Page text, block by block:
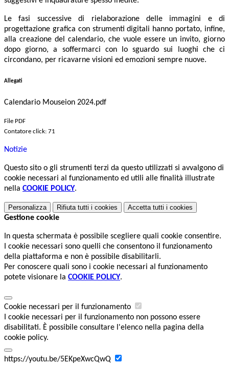
Le fasi successive di rielaborazione delle immagini e di
progettazione grafica con strumenti digitali hanno portato, infine,
alla creazione del calendario, che vuole essere un invito, giorno
dopo giorno, a soffermarci con lo sguardo sui luoghi che ci
circondano, per ricavarne visioni ed emozioni sempre nuove.
Allegati
Calendario Mouseion 2024.pdf
File PDF
Contatore click: 71
Notizie
Questo sito o gli strumenti terzi da questo utilizzati si avvalgono di
cookie necessari al funzionamento ed utili alle finalità illustrate
nella COOKIE POLICY.
Personalizza Rifiuta tutti i cookies Accetta tutti i cookies
Gestione cookie
In questa schermata è possibile scegliere quali cookie consentire.
I cookie necessari sono quelli che consentono il funzionamento
della piattaforma e non è possibile disabilitarli.
Per conoscere quali sono i cookie necessari al funzionamento
potete visionare la COOKIE POLICY.
Cookie necessari per il funzionamento
I cookie necessari per il funzionamento non possono essere
disabilitati. È possibile consultare l'elenco nella pagina della
cookie policy.
https://youtu.be/5EKpeXwcQwQ